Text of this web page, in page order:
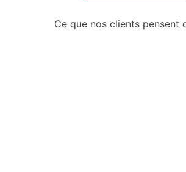
Ce que nos clients pensent